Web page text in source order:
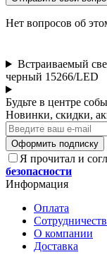
Нет вопросов об
Встраиваемый
черный 15266/LED
Будьте в центре
Новинки, скидки,
Оформить подписку
Я прочитал и
безопасности
Информация
Оплата
О компании
Доставка